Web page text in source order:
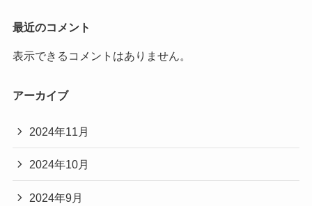
最近のコメント
表示できるコメントはありません。
アーカイブ
2024年11月
2024年10月
2024年9月